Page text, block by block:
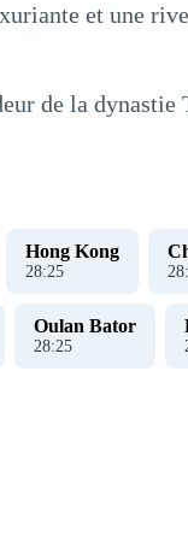
et une
de la
Hong Kong
28:26 28:
Oulan Bator
28:26